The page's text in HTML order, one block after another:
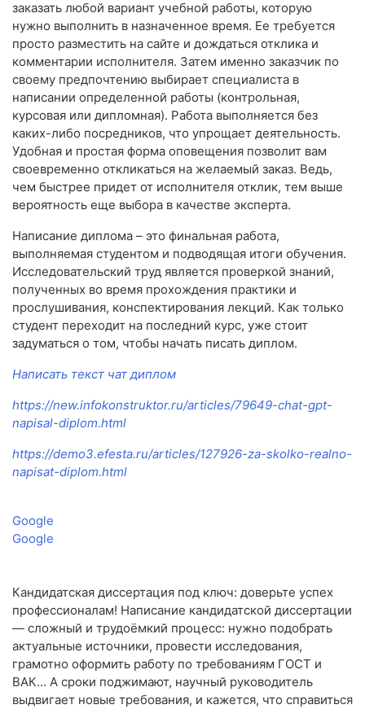
заказать любой вариант учебной работы, которую
нужно выполнить в назначенное время. Ее требуется
просто разместить на сайте и дождаться отклика и
комментарии исполнителя. Затем именно заказчик по
своему предпочтению выбирает специалиста в
написании определенной работы (контрольная,
курсовая или дипломная). Работа выполняется без
каких-либо посредников, что упрощает деятельность.
Удобная и простая форма оповещения позволит вам
своевременно откликаться на желаемый заказ. Ведь,
чем быстрее придет от исполнителя отклик, тем выше
вероятность еще выбора в качестве эксперта.
Написание диплома – это финальная работа,
выполняемая студентом и подводящая итоги обучения.
Исследовательский труд является проверкой знаний,
полученных во время прохождения практики и
прослушивания, конспектирования лекций. Как только
студент переходит на последний курс, уже стоит
задуматься о том, чтобы начать писать диплом.
Написать текст чат диплом
https://new.infokonstruktor.ru/articles/79649-chat-gpt-
napisal-diplom.html
https://demo3.efesta.ru/articles/127926-za-skolko-realno-
napisat-diplom.html
Google
Google
Кандидатская диссертация под ключ: доверьте успех
профессионалам! Написание кандидатской диссертации
— сложный и трудоёмкий процесс: нужно подобрать
актуальные источники, провести исследования,
грамотно оформить работу по требованиям ГОСТ и
ВАК… А сроки поджимают, научный руководитель
выдвигает новые требования, и кажется, что справиться